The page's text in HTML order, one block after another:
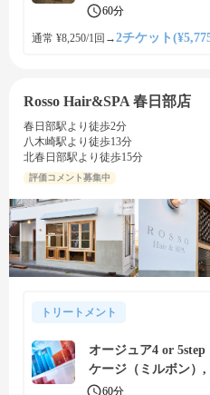
補修、美しい艶髪に
60分
通常 ¥8,250/1回 →2チケット
Rosso Hair&SPA 春日部店
春日部駅より徒歩2分
八木崎駅より徒歩13分
北春日部駅より徒歩15分
評価コメント募集中
トリートメント
オージュア4 or
ケージ（ミルボン）
ン）のトリートメン
60分